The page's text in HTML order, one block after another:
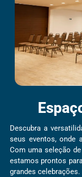
Descubra a
seus eventos, onde
Com uma seleção
estamos prontos
grandes celebrações.